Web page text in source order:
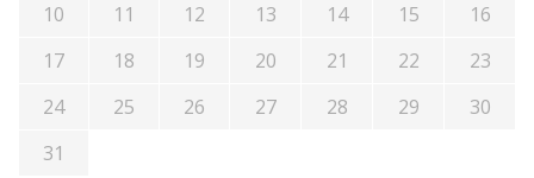
10
11 12 13 14 15
16
17
18 19 20 21 22
23
24
25 26 27 28 29
30
31